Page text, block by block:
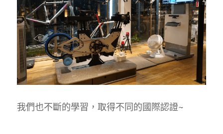
我們也不斷的學習，取得不同的國際認證~